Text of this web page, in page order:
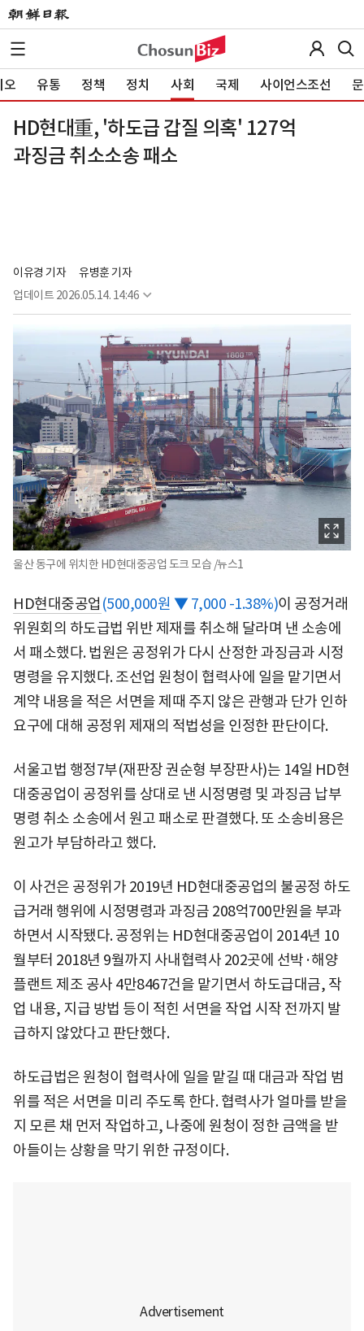
오 유통 정책 정치 사회 국제 사이언스조선
HD현대重, '하도급 갑질 의혹' 127억
과징금 취소소송 패소
이유경 기자
유병훈 기자
업데이트 2026.05.14. 14:46
울산 동구에 위치한 HD현대중공업 도크 모습 /뉴스1
HD현대중공업 (500,000원 ▼ 7,000 -1.38%)이 공정거래
위원회의 하도급법 위반 제재를 취소해 달라며 낸 소송에
서 패소했다. 법원은 공정위가 다시 산정한 과징금과 시정
명령을 유지했다. 조선업 원청이 협력사에 일을 맡기면서
계약 내용을 적은 서면을 제때 주지 않은 관행과 단가 인하
요구에 대해 공정위 제재의 적법성을 인정한 판단이다.
서울고법 행정7부(재판장 권순형 부장판사)는 14일 HD현
대중공업이 공정위를 상대로 낸 시정명령 및 과징금 납부
명령 취소 소송에서 원고 패소로 판결했다. 또 소송비용은
원고가 부담하라고 했다.
이 사건은 공정위가 2019년 HD현대중공업의 불공정 하도
급거래 행위에 시정명령과 과징금 208억700만원을 부과
하면서 시작됐다. 공정위는 HD현대중공업이 2014년 10
월부터 2018년 9월까지 사내협력사 202곳에 선박·해양
플랜트 제조 공사 4만8467건을 맡기면서 하도급대금, 작
업 내용, 지급 방법 등이 적힌 서면을 작업 시작 전까지 발
급하지 않았다고 판단했다.
하도급법은 원청이 협력사에 일을 맡길 때 대금과 작업 범
위를 적은 서면을 미리 주도록 한다. 협력사가 얼마를 받을
지 모른 채 먼저 작업하고, 나중에 원청이 정한 금액을 받
아들이는 상황을 막기 위한 규정이다.